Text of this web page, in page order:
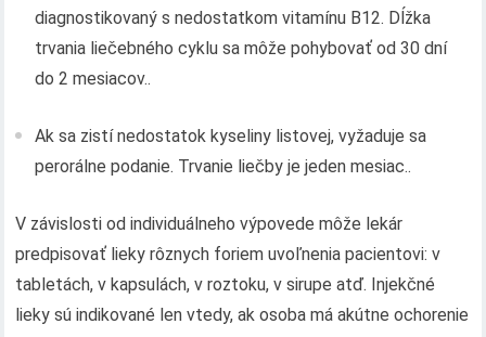
diagnostikovaný s nedostatkom vitamínu B12. Dĺžka
trvania liečebného cyklu sa môže pohybovať od 30 dní
do 2 mesiacov..
Ak sa zistí nedostatok kyseliny listovej, vyžaduje sa
perorálne podanie. Trvanie liečby je jeden mesiac..
V závislosti od individuálneho výpovede môže lekár
predpisovať lieky rôznych foriem uvoľnenia pacientovi: v
tabletách, v kapsulách, v roztoku, v sirupe atď. Injekčné
lieky sú indikované len vtedy, ak osoba má akútne ochorenie